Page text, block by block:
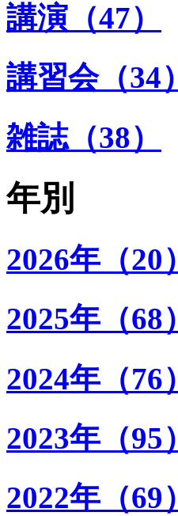
講演（47）
講習会（34）
雑誌（38）
年別
2026年（20）
2025年（68）
2024年（76）
2023年（95）
2022年（69）